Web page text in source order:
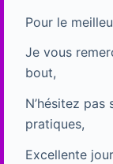
Pour le
Je vous
bout,
N’hésitez
pratiques,
Excellente